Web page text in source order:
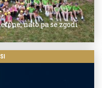
nato pa se zgodi